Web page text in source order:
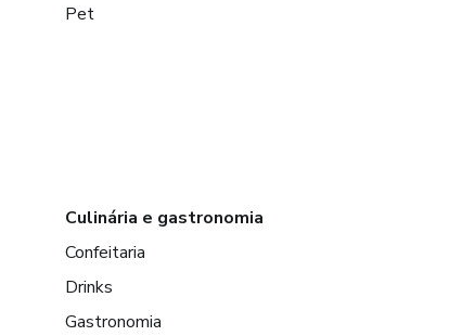
Pet
Culinária e gastronomia
Confeitaria
Drinks
Gastronomia